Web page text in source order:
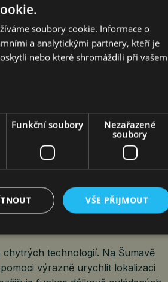
Břeclavi v ulicích Generála Šimka,
Investice za téměř 14 milionů
odstranění původních sloupů
technologiemi pro
prvky umožňují dispečerům
lokální sítě. Vedle vyšší stability
napětí i kompletní odstranění
ale zároveň se uvolnil
chytrých technologií. Na Šumavě
výrazně urychlit lokalizaci
soubory cookie. Informace o
a analytickými partnery, kteří je
nebo které shromáždili při vašem
Funkční soubory
Nezařazené
soubory
VŠE PŘIJMOUT